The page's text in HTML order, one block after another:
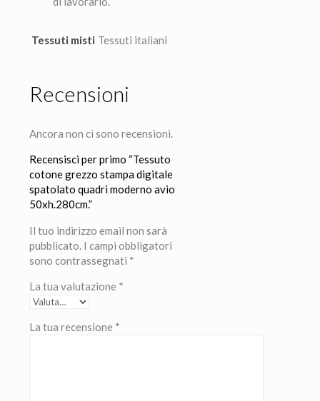
Tessuti misti Tessuti italiani
Recensioni
Ancora non ci sono recensioni.
Recensisci per primo “Tessuto
cotone grezzo stampa digitale
spatolato quadri moderno avio
50xh.280cm.”
Il tuo indirizzo email non sarà
pubblicato. I campi obbligatori
sono contrassegnati *
La tua valutazione *
La tua recensione *